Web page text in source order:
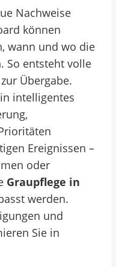
Nachweise
können
wann und wo die
So entsteht volle
Übergabe.
intelligentes
Ereignissen –
oder
Graupflege in
werden.
und
Sie in